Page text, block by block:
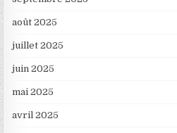
août 2025
juillet 2025
juin 2025
mai 2025
avril 2025